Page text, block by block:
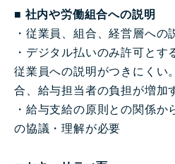
■ 社内や労働組合への説明
・従業員、組合、経営層への
・デジタル払いのみ許可とす
従業員への説明がつきにくい
合、給与担当者の負担が増加
・給与支給の原則との関係か
の協議・理解が必要